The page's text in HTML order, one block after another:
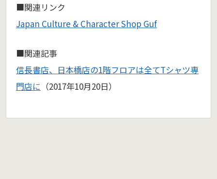
■関連リンク
Japan Culture & Character Shop Guf
■関連記事
信長書店、日本橋店の1階フロアは全てTシャツ専
門店に （2017年10月20日）